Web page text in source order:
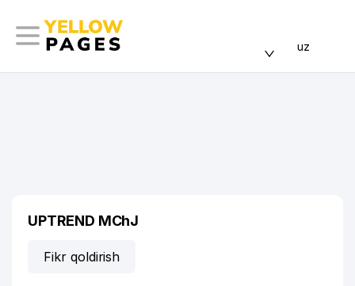
uz
UPTREND MChJ
Fikr qoldirish